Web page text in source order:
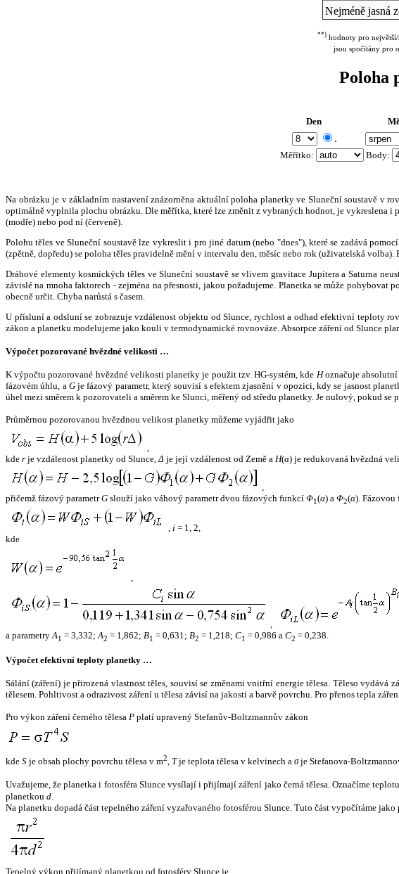
Nejméně jasná
**) hodnoty pro
jsou spočítány pro
Poloha
Den
.
Měřítko: Body:
Na obrázku je v základním nastavení znázorněna aktuální poloha planetky ve Sluneční soustavě
optimálně vyplnila plochu obrázku. Dle měřítka, které lze změnit z vybraných hodnot, je vykreslena
(modře) nebo pod ní (červeně).
Polohu těles ve Sluneční soustavě lze vykreslit i pro jiné datum (nebo "dnes"), které se zadává
(zpětně, dopředu) se poloha těles pravidelně mění v intervalu den, měsíc nebo rok (uživatelská
Dráhové elementy kosmických těles ve Sluneční soustavě se vlivem gravitace Jupitera a Saturna
závislé na mnoha faktorech - zejména na přesnosti, jakou požadujeme. Planetka se může
obecně určit. Chyba narůstá s časem.
U přísluní a odsluní se zobrazuje vzdálenost objektu od Slunce, rychlost a odhad efektivní teploty
zákon a planetku modelujeme jako kouli v termodynamické rovnováze. Absorpce záření od Slunce
Výpočet pozorované hvězdné velikosti …
K výpočtu pozorované hvězdné velikosti planetky je použit tzv. HG-systém, kde Hoznačuje absolutní
fázovém úhlu, a Gje fázový parametr, který souvisí s efektem zjasnění v opozici, kdy se jasnost
úhel mezi směrem k pozorovateli a směrem ke Slunci, měřený od středu planetky. Je nulový, pokud se
Průměrnou pozorovanou hvězdnou velikost planetky můžeme vyjádřit jako
,
kde r je vzdálenost planetky od Slunce,Δ je její vzdálenost od Země a H(α) je redukovaná hvězdná
,
přičemž fázový parametrG slouží jako váhový parametr dvou fázových funkcí Φ1(α) a Φ2(α).
, i = 1, 2,
kde
,
,
a parametryA1 = 3,332;A2 = 1,862; B1 = 0,631; B2 = 1,218; C1 = 0,986 a C2 = 0,238.
Výpočet efektivní teploty planetky …
Sálání (záření) je přirozená vlastnost těles, souvisí se změnami vnitřní energie tělesa. Těleso
tělesem. Pohltivost a odrazivost záření u tělesa závisí na jakosti a barvě povrchu. Pro přenos tepla
Pro výkon záření černého tělesa P platí upravený Stefanův-Boltzmannův zákon
kde S je obsah plochy povrchu tělesa v m2, Tje teplota tělesa v kelvinech a σje Stefanova-
Uvažujeme, že planetka i fotosféra Slunce vysílají i přijímají záření jako černá tělesa. Označíme
planetkou d.
Na planetku dopadá část tepelného záření vyzařovaného fotosférou Slunce. Tuto část vypočítáme
Tepelný výkon přijímaný planetkou od fotosféry Slunce je